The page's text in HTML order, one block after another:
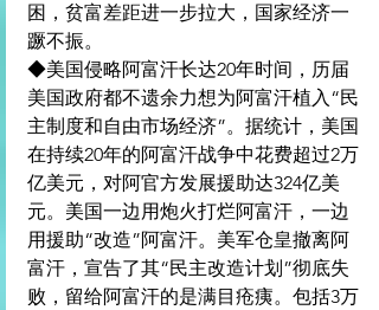
困，贫富差距进一步拉大，国家经济一
蹶不振。
◆美国侵略阿富汗长达20年时间，历届
美国政府都不遗余力想为阿富汗植入“民
主制度和自由市场经济”。据统计，美国
在持续20年的阿富汗战争中花费超过2万
亿美元，对阿官方发展援助达324亿美
元。美国一边用炮火打烂阿富汗，一边
用援助“改造”阿富汗。美军仓皇撤离阿
富汗，宣告了其“民主改造计划”彻底失
败，留给阿富汗的是满目疮痍。包括3万